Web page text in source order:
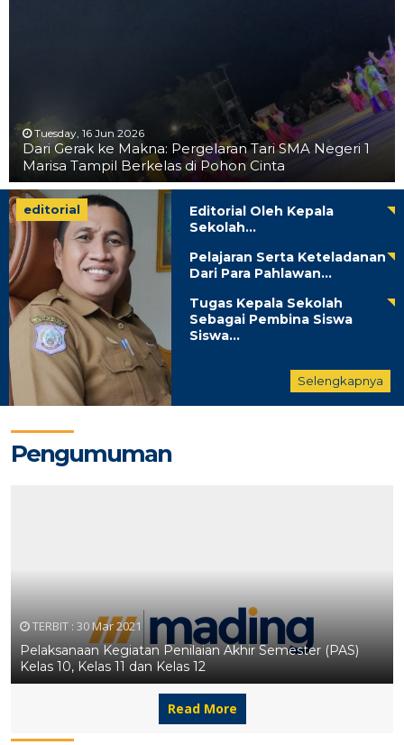
Tuesday, 16 Jun 2026
Dari Gerak ke Makna: Pergelaran Tari SMA Negeri 1
Marisa Tampil Berkelas di Pohon Cinta
editorial
Editorial Oleh Kepala
Sekolah...
Pelajaran Serta Keteladanan
Dari Para Pahlawan...
Tugas Kepala Sekolah
Sebagai Pembina Siswa
Siswa...
Selengkapnya
Pengumuman
TERBIT : 30 Mar 2021
Pelaksanaan Kegiatan Penilaian Akhir Semester (PAS)
Kelas 10, Kelas 11 dan Kelas 12
Read More